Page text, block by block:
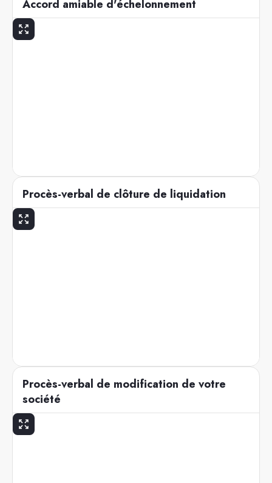
Accord amiable d'échelonnement
Procès-verbal de clôture de liquidation
Procès-verbal de modification de votre
société